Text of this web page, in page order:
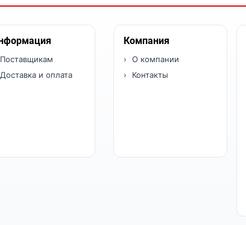
Поставщикам
Доставка и оплата
Компания
О компании
Контакты